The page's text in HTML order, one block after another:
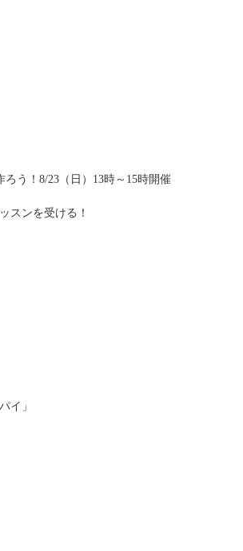
う！8/23（日）13時～15時開催
スンを受ける！
イ」